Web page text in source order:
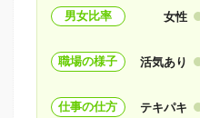
男女比率 女性
職場の様子 活気あり
仕事の仕方 テキパキ